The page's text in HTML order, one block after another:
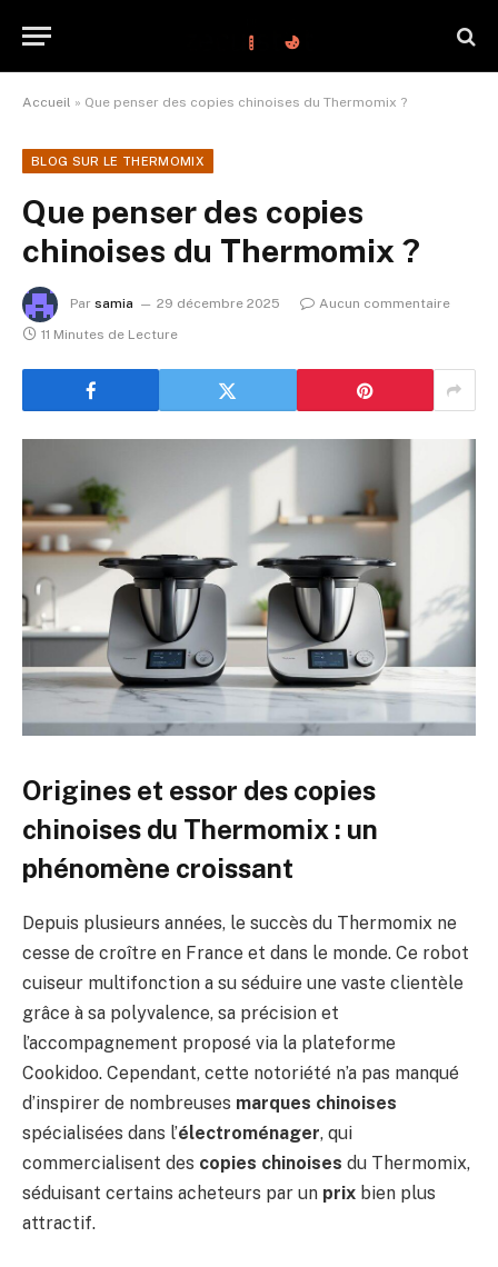
Accueil » Que penser des copies chinoises du Thermomix ?
BLOG SUR LE THERMOMIX
Que penser des copies
chinoises du Thermomix ?
Par samia 29 décembre 2025
Aucun commentaire
11 Minutes de Lecture
Origines et essor des copies
chinoises du Thermomix : un
phénomène croissant
Depuis plusieurs années, le succès du Thermomix ne
cesse de croître en France et dans le monde. Ce robot
cuiseur multifonction a su séduire une vaste clientèle
grâce à sa polyvalence, sa précision et
l’accompagnement proposé via la plateforme
Cookidoo. Cependant, cette notoriété n’a pas manqué
d’inspirer de nombreuses marques chinoises
spécialisées dans l’électroménager, qui
commercialisent des copies chinoises du Thermomix,
séduisant certains acheteurs par un prix bien plus
attractif.